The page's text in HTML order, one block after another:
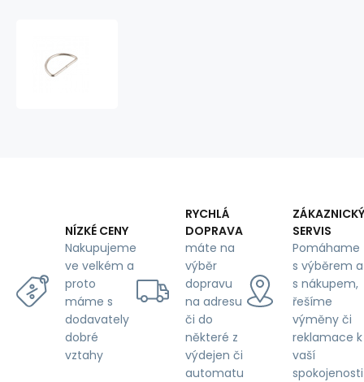
NÍZKÉ CENY
Nakupujeme
ve velkém a
proto
máme s
dodavately
dobré
vztahy
RYCHLÁ
DOPRAVA
máte na
výběr
dopravu
na adresu
či do
některé z
výdejen či
automatu
ZÁKAZNICKÝ
SERVIS
Pomáhame
s výběrem a
s nákupem,
řešíme
výměny či
reklamace k
vaší
spokojenosti